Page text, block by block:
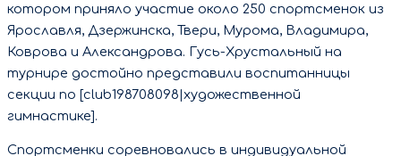
котором приняло участие около 250 спортсменок из
Ярославля, Дзержинска, Твери, Мурома, Владимира,
Коврова и Александрова. Гусь-Хрустальный на
турнире достойно представили воспитанницы
секции по [club198708098|художественной
гимнастике].
Спортсменки соревновались в индивидуальной